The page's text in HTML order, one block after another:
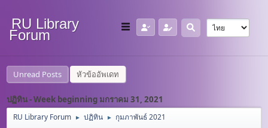
RU Library
Forum
Unread Posts หัวข้ออัพเดท
ปฏิทิน - Week beginning มกราคม 31, 2021
RU Library Forum ► ปฏิทิน ► กุมภาพันธ์ 2021